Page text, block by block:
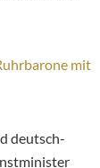
mit
deutsch-